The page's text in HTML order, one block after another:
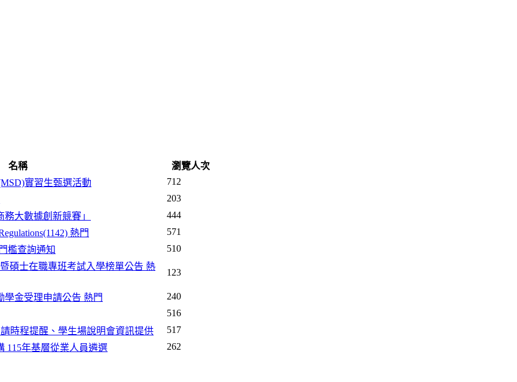
名稱
瀏覽人次
實習生甄選活動
712
203
大數據創新競賽」
444
熱門
571
檻查詢通知 510
碩士在職專班考試入學榜單公告 熱
123
學金受理申請公告 熱門
240
516
請時程提醒、學生場說明會資訊提供
517
115年基層從業人員遴選 262